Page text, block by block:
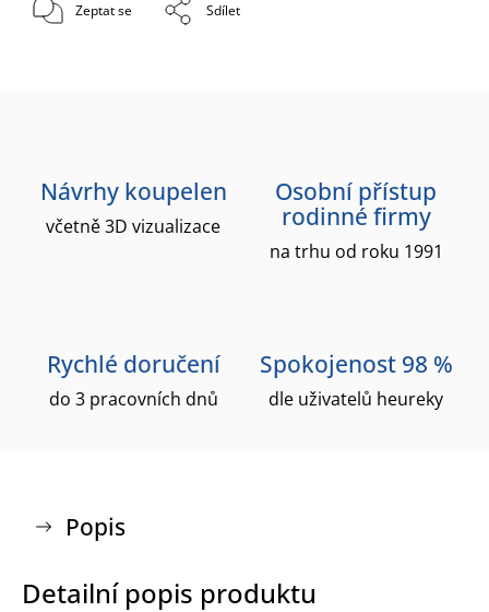
Zeptat se Sdílet
Návrhy koupelen
včetně 3D vizualizace
Osobní přístup
rodinné firmy
na trhu od roku 1991
Rychlé doručení
do 3 pracovních dnů
Spokojenost 98 %
dle uživatelů heureky
Popis
Detailní popis produktu